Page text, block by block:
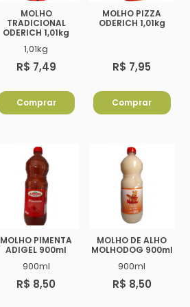
MOLHO
TRADICIONAL
ODERICH 1,01kg
1,01kg
R$ 7,49
Comprar
MOLHO PIZZA
ODERICH 1,01kg
R$ 7,95
Comprar
MOLHO PIMENTA
ADIGEL 900ml
900ml
R$ 8,50
MOLHO DE ALHO
MOLHODOG 900ml
900ml
R$ 8,50